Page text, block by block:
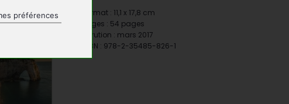
préférences
Format : 11,1 x 17,8 cm
Pages : 54 pages
Parution : mars 2017
ISBN : 978-2-35485-826-1